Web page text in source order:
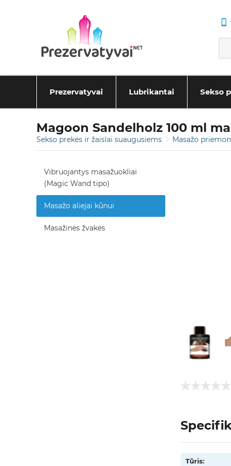
Prezervatyvai Lubrikantai Sekso
Magoon Sandelholz 100 ml
Sekso prekės ir žaislai suaugusiems Masažo
Vibruojantys masažuokliai
(Magic Wand tipo)
Masažo aliejai kūnui
Masažinės žvakės
Tūris: